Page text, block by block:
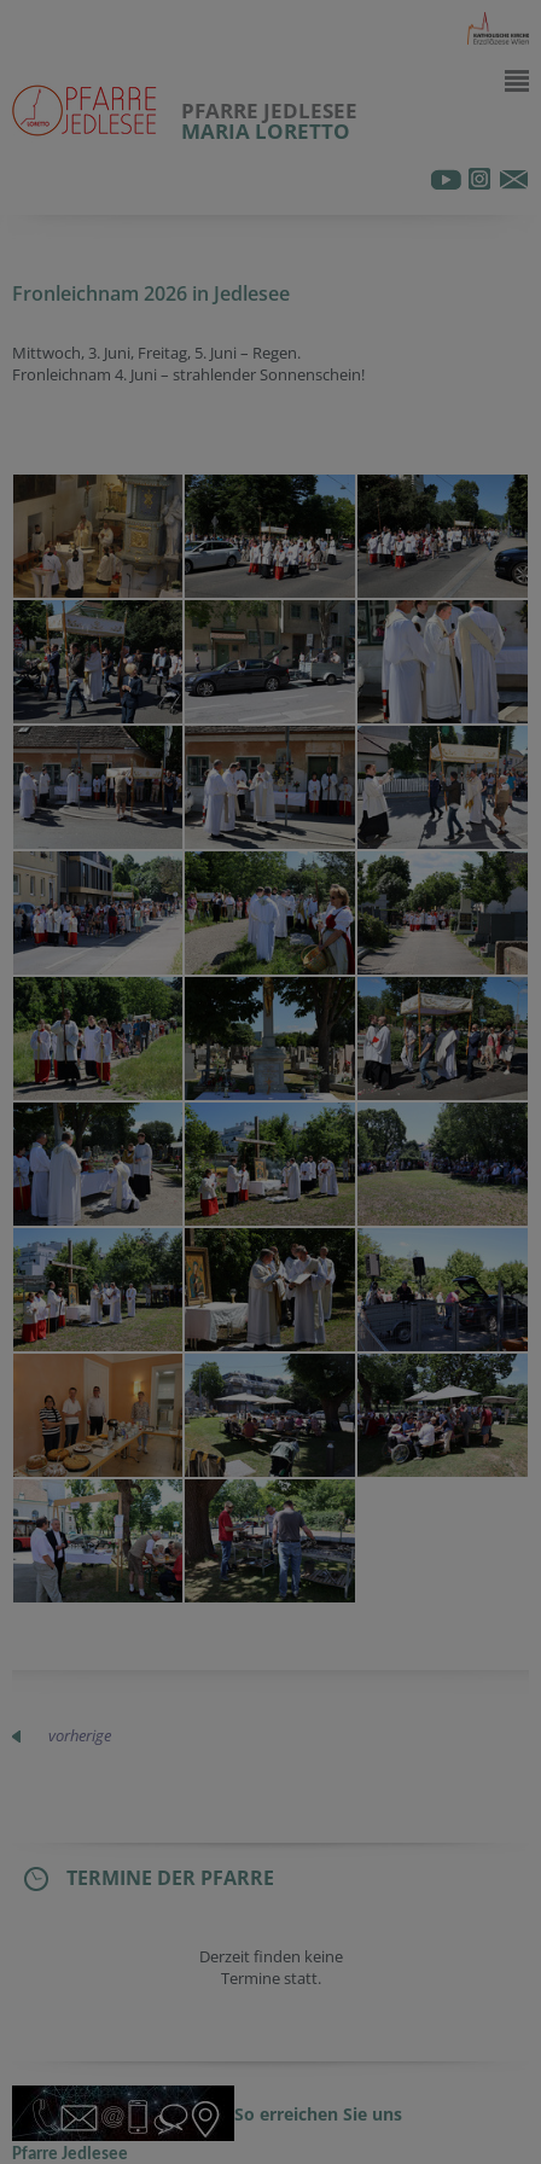
PFARRE JEDLESEE
MARIA LORETTO
Fronleichnam 2026 in Jedlesee
Mittwoch, 3. Juni, Freitag, 5. Juni – Regen.
Fronleichnam 4. Juni – strahlender Sonnenschein!
vorherige
TERMINE DER PFARRE
Derzeit finden keine
Termine statt.
So erreichen Sie uns
Pfarre Jedlesee